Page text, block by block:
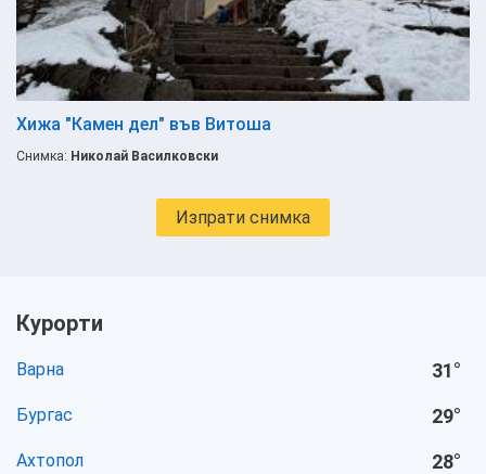
Хижа "Камен дел" във Витоша
Снимка: Николай Василковски
Изпрати снимка
Курорти
Варна 31°
Бургас 29°
Ахтопол 28°